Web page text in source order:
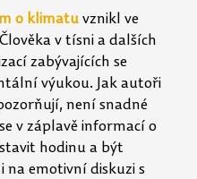
o klimatu vznikl ve
v tísni a dalších
zabývajících se
výukou. Jak autoři
není snadné
v záplavě informací o
hodinu a být
na emotivní diskuzi s